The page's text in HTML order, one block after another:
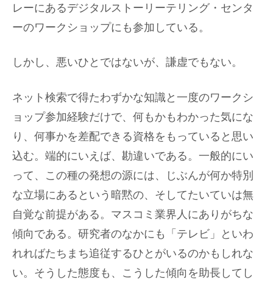
レーにあるデジタルストーリーテリング・センタ
ーのワークショップにも参加している。
しかし、悪いひとではないが、謙虚でもない。
ネット検索で得たわずかな知識と一度のワークシ
ョップ参加経験だけで、何もかもわかった気にな
り、何事かを差配できる資格をもっていると思い
込む。端的にいえば、勘違いである。一般的にい
って、この種の発想の源には、じぶんが何か特別
な立場にあるという暗黙の、そしてたいていは無
自覚な前提がある。マスコミ業界人にありがちな
傾向である。研究者のなかにも「テレビ」といわ
れればたちまち追従するひとがいるのかもしれな
い。そうした態度も、こうした傾向を助長してし